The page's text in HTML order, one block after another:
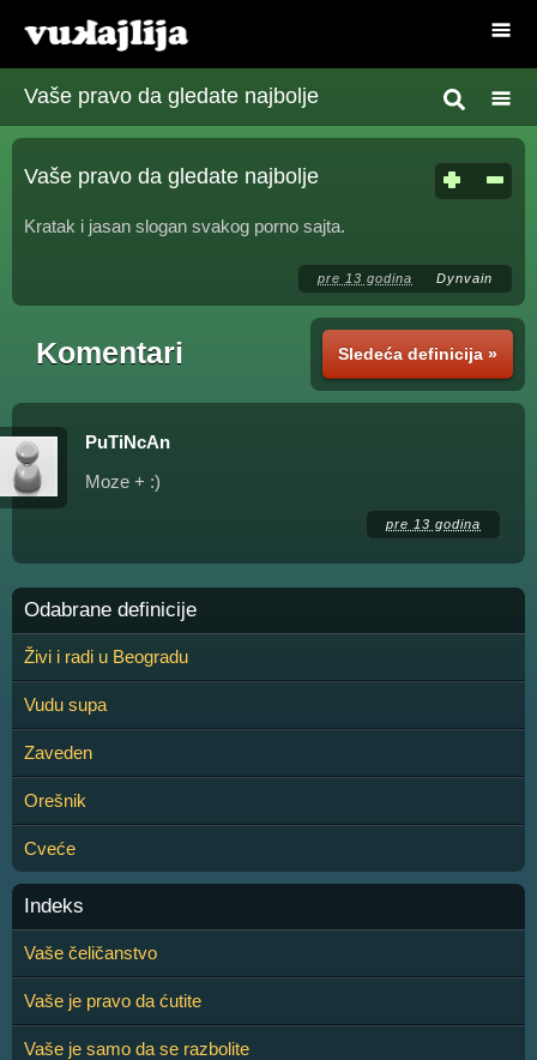
Vaše pravo da gledate najbolje
Vaše pravo da gledate najbolje
Kratak i jasan slogan svakog porno sajta.
pre 13 godina Dynvain
Sledeća definicija »
Komentari
PuTiNcAn
Moze + :)
pre 13 godina
Odabrane definicije
Živi i radi u Beogradu
Vudu supa
Zaveden
Orešnik
Cveće
Indeks
Vaše čeličanstvo
Vaše je pravo da ćutite
Vaše je samo da se razbolite